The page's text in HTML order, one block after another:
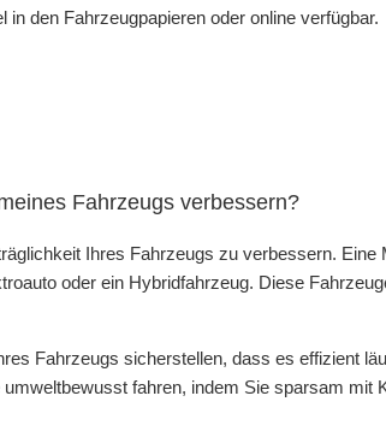
den Fahrzeugpapieren oder online verfügbar.
Fahrzeugs verbessern?
Ihres Fahrzeugs zu verbessern. Eine
oder ein Hybridfahrzeug. Diese
Fahrzeugs sicherstellen, dass es effizient
fahren, indem Sie sparsam mit